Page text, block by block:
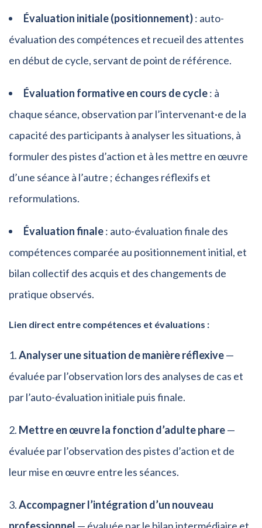
Évaluation initiale (positionnement): auto-
évaluation des compétences et recueil des attentes
en début de cycle, servant de point de référence.
Évaluation formative en cours de cycle: à
chaque séance, observation par l’intervenant·e de la
capacité des participants à analyser les situations, à
formuler des pistes d’action et à les mettre en œuvre
d’une séance à l’autre ; échanges réflexifs et
reformulations.
Évaluation finale: auto-évaluation finale des
compétences comparée au positionnement initial, et
bilan collectif des acquis et des changements de
pratique observés.
Lien direct entre compétences et évaluations :
Analyser une situation de manière réflexive—
évaluée par l’observation lors des analyses de cas et
par l’auto-évaluation initiale puis finale.
Mettre en œuvre la fonction d’adulte phare—
évaluée par l’observation des pistes d’action et de
leur mise en œuvre entre les séances.
Accompagner l’intégration d’un nouveau